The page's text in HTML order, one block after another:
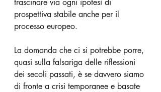
trascinare via ogni ipotesi di
prospettiva stabile anche per il
processo europeo.
La domanda che ci si potrebbe porre,
quasi sulla falsariga delle riflessioni
dei secoli passati, è se davvero siamo
di fronte a crisi temporanee e basate